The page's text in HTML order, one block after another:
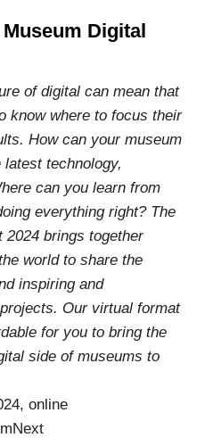
Digital
of digital can mean that
know where to focus their
How can your museum
technology,
can you learn from
everything right? The
2024 brings together
world to share the
inspiring and
Our virtual format
for you to bring the
side of museums to
online